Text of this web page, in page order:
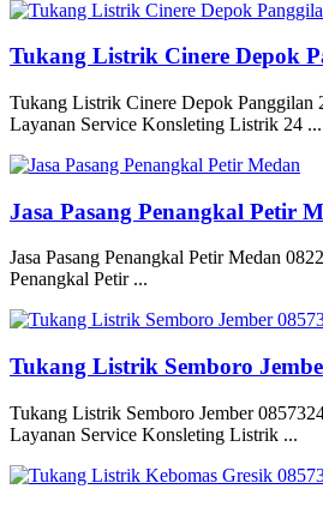
Tukang Listrik Cinere Depok
Tukang Listrik Cinere Depok Panggilan
Layanan Service Konsleting Listrik 24 ...
Jasa Pasang Penangkal Petir
Jasa Pasang Penangkal Petir Medan
Penangkal Petir ...
Tukang Listrik Semboro
Tukang Listrik Semboro Jember
Layanan Service Konsleting Listrik ...